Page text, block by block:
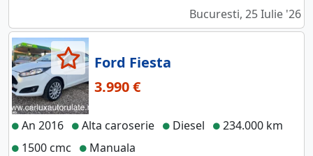
Bucuresti, 25 Iulie '26
Ford Fiesta
3.990 €
An 2016 Alta caroserie Diesel
234.000 km
1500 cmc
Manuala